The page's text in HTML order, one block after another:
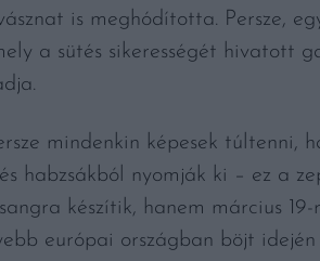
is meghódította. Persze,
a sütés sikerességét hivatott
mindenkin képesek túltenni,
habzsákból nyomják ki – ez a
készítik, hanem március
európai országban böjt